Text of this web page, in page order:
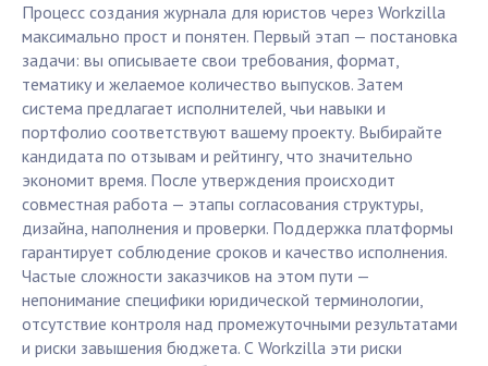
Процесс создания журнала для юристов через Workzilla
максимально прост и понятен. Первый этап — постановка
задачи: вы описываете свои требования, формат,
тематику и желаемое количество выпусков. Затем
система предлагает исполнителей, чьи навыки и
портфолио соответствуют вашему проекту. Выбирайте
кандидата по отзывам и рейтингу, что значительно
экономит время. После утверждения происходит
совместная работа — этапы согласования структуры,
дизайна, наполнения и проверки. Поддержка платформы
гарантирует соблюдение сроков и качество исполнения.
Частые сложности заказчиков на этом пути —
непонимание специфики юридической терминологии,
отсутствие контроля над промежуточными результатами
и риски завышения бюджета. С Workzilla эти риски